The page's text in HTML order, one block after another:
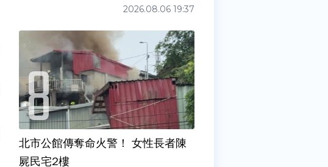
2026.08.06 19:37
北市公館傳奪命火警！ 女性長者陳
屍民宅2樓